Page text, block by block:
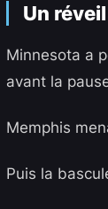
Un
Minnesota a
avant la
Memphis
Puis la